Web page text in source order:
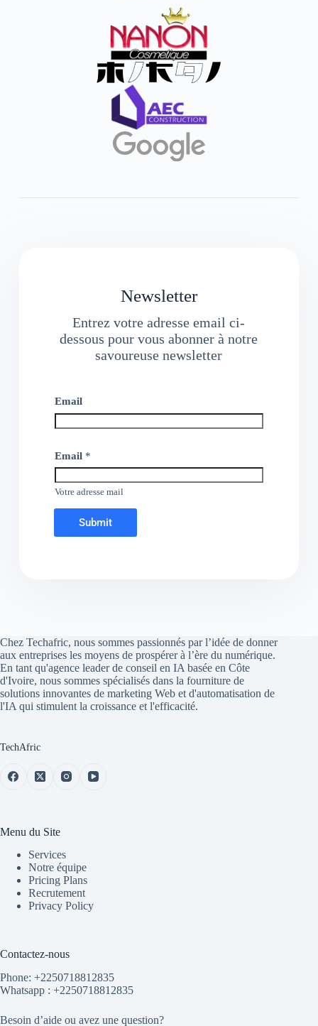
Newsletter
Entrez votre adresse email ci-
dessous pour vous abonner à notre
savoureuse newsletter
Email
Email *
Votre adresse mail
Submit
Chez Techafric, nous sommes passionnés par l’idée de donner
aux entreprises les moyens de prospérer à l’ère du numérique.
En tant qu'agence leader de conseil en IA basée en Côte
d'Ivoire, nous sommes spécialisés dans la fourniture de
solutions innovantes de marketing Web et d'automatisation de
l'IA qui stimulent la croissance et l'efficacité.
TechAfric
Menu du Site
Services
Notre équipe
Pricing Plans
Recrutement
Privacy Policy
Contactez-nous
Phone: +2250718812835
Whatsapp : +2250718812835
Besoin d’aide ou avez une question?